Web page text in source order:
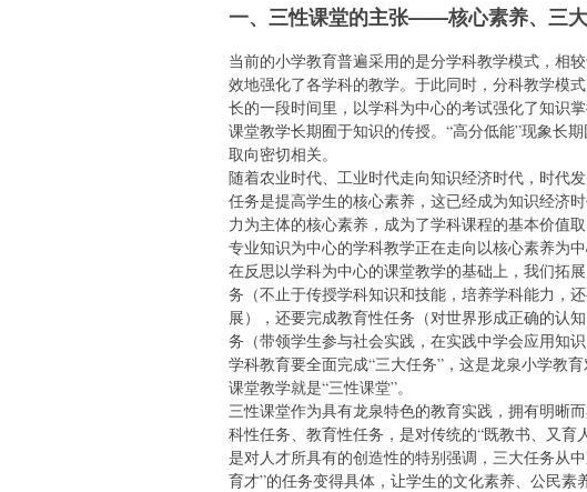
一、三性课堂的主张——核心素养、三
当前的小学教育普遍采用的是分学科教学模式，相
效地强化了各学科的教学。于此同时，分科教学模
长的一段时间里，以学科为中心的考试强化了知识
课堂教学长期囿于知识的传授。“高分低能”现象长
取向密切相关。
随着农业时代、工业时代走向知识经济时代，时代
任务是提高学生的核心素养，这已经成为知识经济
力为主体的核心素养，成为了学科课程的基本价值
专业知识为中心的学科教学正在走向以核心素养为中
在反思以学科为中心的课堂教学的基础上，我们拓
务（不止于传授学科知识和技能，培养学科能力，
展），还要完成教育性任务（对世界形成正确的认
务（带领学生参与社会实践，在实践中学会应用知
学科教育要全面完成“三大任务”，这是龙泉小学教
课堂教学就是“三性课堂”。
三性课堂作为具有龙泉特色的教育实践，拥有明晰
科性任务、教育性任务，是对传统的“既教书、又育
是对人才所具有的创造性的特别强调，三大任务从
育才”的任务变得具体，让学生的文化素养、公民素